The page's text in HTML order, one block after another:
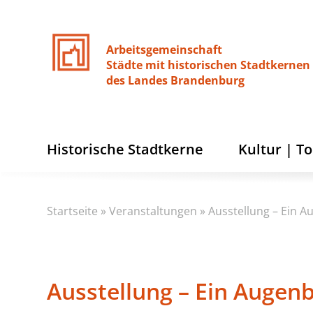
Arbeitsgemeinschaft
Städte mit historischen Stadtkernen
des Landes Brandenburg
Historische Stadtkerne Kultur |
Startseite »Veranstaltungen »Ausstellung – Ein
Ausstellung – Ein